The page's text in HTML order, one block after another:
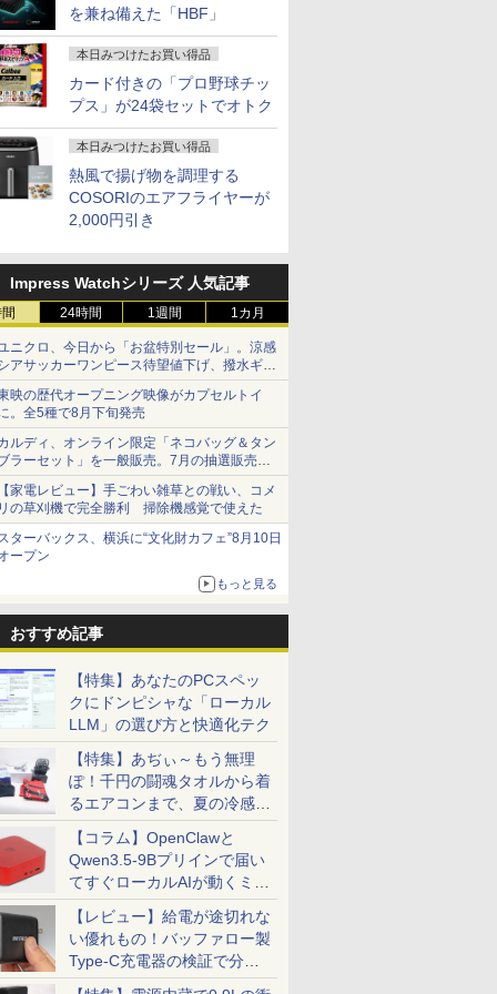
を兼ね備えた「HBF」
本日みつけたお買い得品
カード付きの「プロ野球チッ
プス」が24袋セットでオトク
本日みつけたお買い得品
熱風で揚げ物を調理する
COSORIのエアフライヤーが
2,000円引き
Impress Watchシリーズ 人気記事
24時間 1週間 1カ月
ニクロ、今日から「お盆特別セール」。涼感
アサッカーワンピース待望値下げ、撥水ギア
ョーツは1990円に
映の歴代オープニング映像がカプセルトイ
。全5種で8月下旬発売
ルディ、オンライン限定「ネコバッグ＆タン
ラーセット」を一般販売。7月の抽選販売の
選無効分
家電レビュー】手ごわい雑草との戦い、コメ
の草刈機で完全勝利 掃除機感覚で使えた
ターバックス、横浜に“文化財カフェ”8月10日
ープン
もっと見る
おすすめ記事
【特集】あなたのPCスペッ
クにドンピシャな「ローカル
LLM」の選び方と快適化テク
【特集】あぢぃ～もう無理
ぽ！千円の闘魂タオルから着
るエアコンまで、夏の冷感グ
ッズ一挙紹介
【コラム】OpenClawと
Qwen3.5-9Bプリインで届い
てすぐローカルAIが動くミニ
PC「SER9 Pro」
【レビュー】給電が途切れな
い優れもの！バッファロー製
Type-C充電器の検証で分か
ったこと